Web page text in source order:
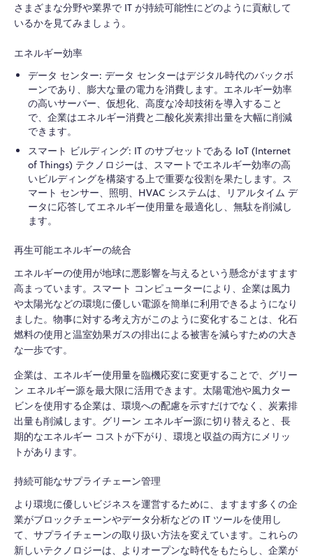
さまざまな分野や業界で IT が持続可能性にどのように貢献して
いるかを見てみましょう。
エネルギー効率
データ センター: データ センターはデジタル時代のバックボ
ーンであり、膨大な量の電力を消費します。エネルギー効率
の高いサーバー、仮想化、高度な冷却技術を導入すること
で、企業はエネルギー消費と二酸化炭素排出量を大幅に削減
できます。
スマート ビルディング: IT のサブセットである IoT (Internet
of Things) テクノロジーは、スマートでエネルギー効率の高
いビルディングを構築する上で重要な役割を果たします。ス
マート センサー、照明、HVAC システムは、リアルタイム デ
ータに応答してエネルギー使用量を最適化し、無駄を削減し
ます。
再生可能エネルギーの統合
エネルギーの使用が地球に悪影響を与えるという懸念がますます
高まっています。スマート コンピューターにより、企業は風力
や太陽光などの環境に優しい電源を簡単に利用できるようになり
ました。物事に対する考え方がこのように変化することは、化石
燃料の使用と温室効果ガスの排出による被害を減らすための大き
な一歩です。
企業は、エネルギー使用量を臨機応変に変更することで、グリー
ン エネルギー源を最大限に活用できます。太陽電池や風力ター
ビンを使用する企業は、環境への配慮を示すだけでなく、炭素排
出量も削減します。グリーン エネルギー源に切り替えると、長
期的なエネルギー コストが下がり、環境と収益の両方にメリッ
トがあります。
持続可能なサプライチェーン管理
より環境に優しいビジネスを運営するために、ますます多くの企
業がブロックチェーンやデータ分析などの IT ツールを使用し
て、サプライチェーンの取り扱い方法を変えています。これらの
新しいテクノロジーは、よりオープンな時代をもたらし、企業が